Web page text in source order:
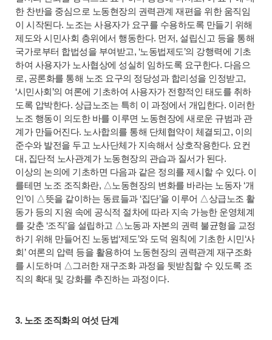
한 찬반을 중심으로 노동현장의 권력관계 재편을 위한 움직임
이 시작된다. 노조는 사용자가 요구를 수용하도록 만들기 위해
제도와 시민사회 층위에서 행동한다. 먼저, 설립신고 등을 통해
국가로부터 합법성을 부여받고, ‘노동법제도’의 강행력에 기초
하여 사용자가 노사협상에 성실히 임하도록 요구한다. 다음으
로, 공론화를 통해 노조 요구의 정당성과 합리성을 인정받고,
‘시민사회’의 여론에 기초하여 사용자가 전향적인 태도를 취하
도록 압박한다. 상급노조는 특히 이 과정에서 개입한다. 이러한
노조 행동이 의도한 바를 이루면 노동현장에 새로운 규범과 관
계가 만들어진다. 노사합의를 통해 단체협약이 체결되고, 이의
준수와 발전을 두고 노사단체가 지속해서 상호작용한다. 요컨
대, 집단적 노사관계가 노동현장의 관습과 질서가 된다.
이상의 논의에 기초하면 다음과 같은 정의를 제시할 수 있다. 이
를테면 노조 조직화란, △노동현장의 변화를 바라는 노동자 ‘개
인’이 △뜻을 같이하는 동료들과 ‘집단’을 이루어 △상급노조 활
동가 등의 지원 속에 공식적 절차에 따라 지속 가능한 운영체계
를 갖춘 ‘조직’을 설립하고 △노동과 자본의 권력 불균형을 교정
하기 위해 만들어진 노동법‘제도’와 도덕 원칙에 기초한 시민‘사
회’ 여론의 압력 등을 활용하여 노동현장의 권력관계 재구조화
를 시도하며 △그러한 재구조화 과정을 뒷받침할 수 있도록 조
직의 확대 및 강화를 추진하는 과정이다.
3. 노조 조직화의 여섯 단계